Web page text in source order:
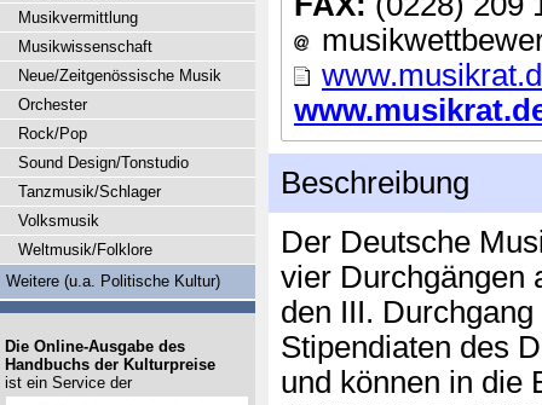
Beschreibung
Der Deutsche
vier Durchgängen
den III.
Stipendiaten des
und können in die
Musikvermittlung
Musikwissenschaft
Neue/Zeitgenössische Musik
Orchester
Rock/Pop
Sound Design/Tonstudio
Tanzmusik/Schlager
Volksmusik
Weltmusik/Folklore
Weitere (u.a. Politische Kultur)
Die Online-Ausgabe des
Handbuchs der Kulturpreise
ist ein Service der